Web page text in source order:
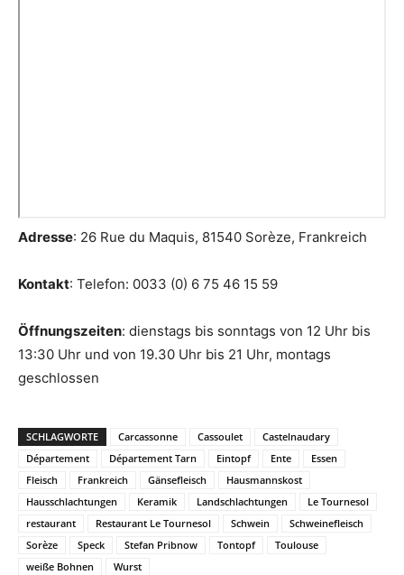
Adresse: 26 Rue du Maquis, 81540 Sorèze, Frankreich
Kontakt: Telefon: 0033 (0) 6 75 46 15 59
Öffnungszeiten: dienstags bis sonntags von 12 Uhr bis
13:30 Uhr und von 19.30 Uhr bis 21 Uhr, montags
geschlossen
SCHLAGWORTE Carcassonne Cassoulet
Castelnaudary
Département
Département Tarn Eintopf Ente
Essen
Fleisch
Frankreich Gänsefleisch
Hausmannskost
Hausschlachtungen
Keramik Landschlachtungen
Le Tournesol
restaurant
Restaurant Le Tournesol Schwein
Schweinefleisch
Sorèze
Speck Stefan Pribnow Tontopf
Toulouse
weiße Bohnen
Wurst